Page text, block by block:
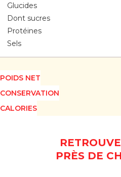
Glucides
Dont sucres
Protéines
Sels
POIDS NET
CONSERVATION
CALORIES
PRÈS DE